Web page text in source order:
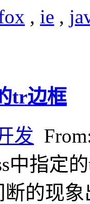
, ie ,
tr边框
发
中指定
的现